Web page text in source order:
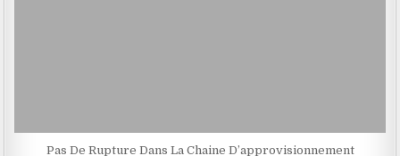
Pas De Rupture Dans La Chaine D’approvisionnement